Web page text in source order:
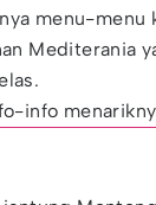
menu-menu
Mediterania
info